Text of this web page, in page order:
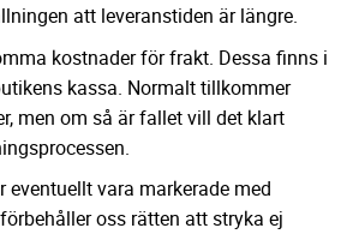
att leveranstiden är längre.
kostnader för frakt. Dessa finns i
kassa. Normalt tillkommer
men om så är fallet vill det klart
eventuellt vara markerade med
oss rätten att stryka ej